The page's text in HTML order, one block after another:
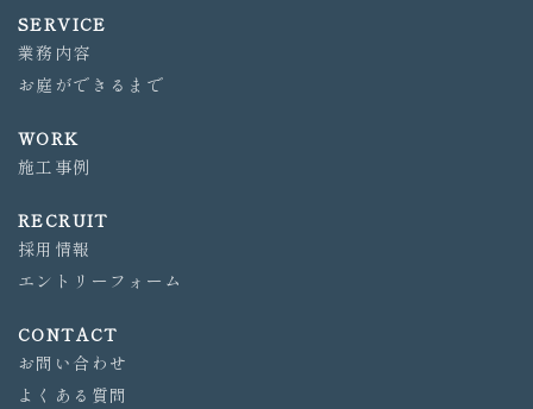
SERVICE
業務内容
お庭ができるまで
WORK
施工事例
RECRUIT
採用情報
エントリーフォーム
CONTACT
お問い合わせ
よくある質問